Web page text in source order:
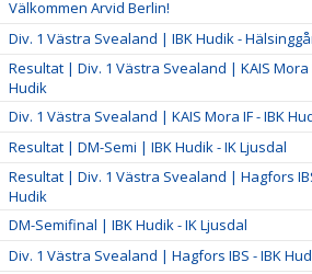
Välkommen Arvid Berlin!
Div. 1 Västra Svealand | IBK Hudik -
Resultat | Div. 1 Västra Svealand | KAIS Mora
Hudik
Div. 1 Västra Svealand | KAIS Mora IF - IBK
Resultat | DM-Semi | IBK Hudik - IK Ljusdal
Resultat | Div. 1 Västra Svealand | Hagfors
Hudik
DM-Semifinal | IBK Hudik - IK Ljusdal
Div. 1 Västra Svealand | Hagfors IBS - IBK